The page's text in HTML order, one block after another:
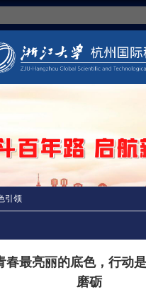
引领
春最亮丽的底色，行动
磨砺